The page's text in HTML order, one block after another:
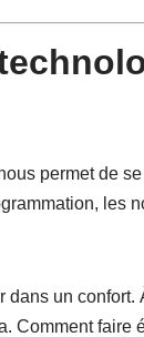
permet de
les
dans un
Comment faire